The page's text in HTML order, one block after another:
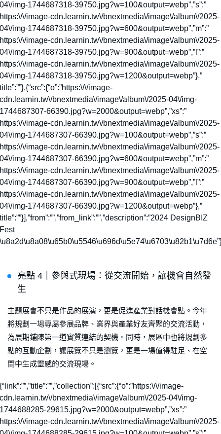
img-1744687318-39750.jpg?w=100&output=webp”,”s”:”
\/image-cdn.learnin.tw\/bnextmedia\/image\/album\/2025-
img-1744687318-39750.jpg?w=600&output=webp”,”m”:”
\/image-cdn.learnin.tw\/bnextmedia\/image\/album\/2025-
img-1744687318-39750.jpg?w=900&output=webp”,”l”:”
\/image-cdn.learnin.tw\/bnextmedia\/image\/album\/2025-
img-1744687318-39750.jpg?w=1200&output=webp”},”
\/image-
bnextmedia\/image\/album\/2025-04\/img-
66390.jpg?w=2000&output=webp”,”xs”:”
\/image-cdn.learnin.tw\/bnextmedia\/image\/album\/2025-
img-1744687307-66390.jpg?w=100&output=webp”,”s”:”
\/image-cdn.learnin.tw\/bnextmedia\/image\/album\/2025-
img-1744687307-66390.jpg?w=600&output=webp”,”m”:”
\/image-cdn.learnin.tw\/bnextmedia\/image\/album\/2025-
img-1744687307-66390.jpg?w=900&output=webp”,”l”:”
\/image-cdn.learnin.tw\/bnextmedia\/image\/album\/2025-
img-1744687307-66390.jpg?w=1200&output=webp”},”
DesignBIZ
亮點 4｜參與式現場：從交流開始，讓機會自然發
生
主題展會不只是作品的展演，更是促進產業對話機會點。今年
將規劃一場專屬參展品牌、業界與產業好友齊聚的交流活動，
為展期鋪陳第一道實質連結的契機。同時，展區中也將規劃多
點的互動企劃，讓展覽不只是瀏覽，更是一場值得駐足、在空
間中生成靈感的交流現場。
\/image-
bnextmedia\/image\/album\/2025-04\/img-
29615.jpg?w=2000&output=webp”,”xs”:”
\/image-cdn.learnin.tw\/bnextmedia\/image\/album\/2025-